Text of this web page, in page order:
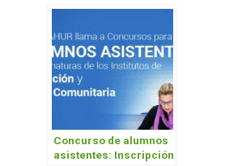
Electricidad,
Enfermería
Concurso de alumnos
asistentes: Inscripción